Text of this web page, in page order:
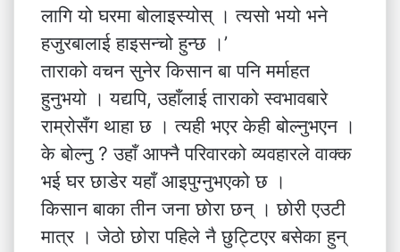
लागि यो घरमा बोलाइस्योस् । त्यसो भयो भने
हजुरबालाई हाइसन्चो हुन्छ ।’
ताराको वचन सुनेर किसान बा पनि मर्माहत
हुनुभयो । यद्यपि, उहाँलाई ताराको स्वभावबारे
राम्रोसँग थाहा छ । त्यही भएर केही बोल्नुभएन ।
के बोल्नु ? उहाँ आफ्नै परिवारको व्यवहारले वाक्क
भई घर छाडेर यहाँ आइपुग्नुभएको छ ।
किसान बाका तीन जना छोरा छन् । छोरी एउटी
मात्र । जेठो छोरा पहिले नै छुट्टिएर बसेका हुन्